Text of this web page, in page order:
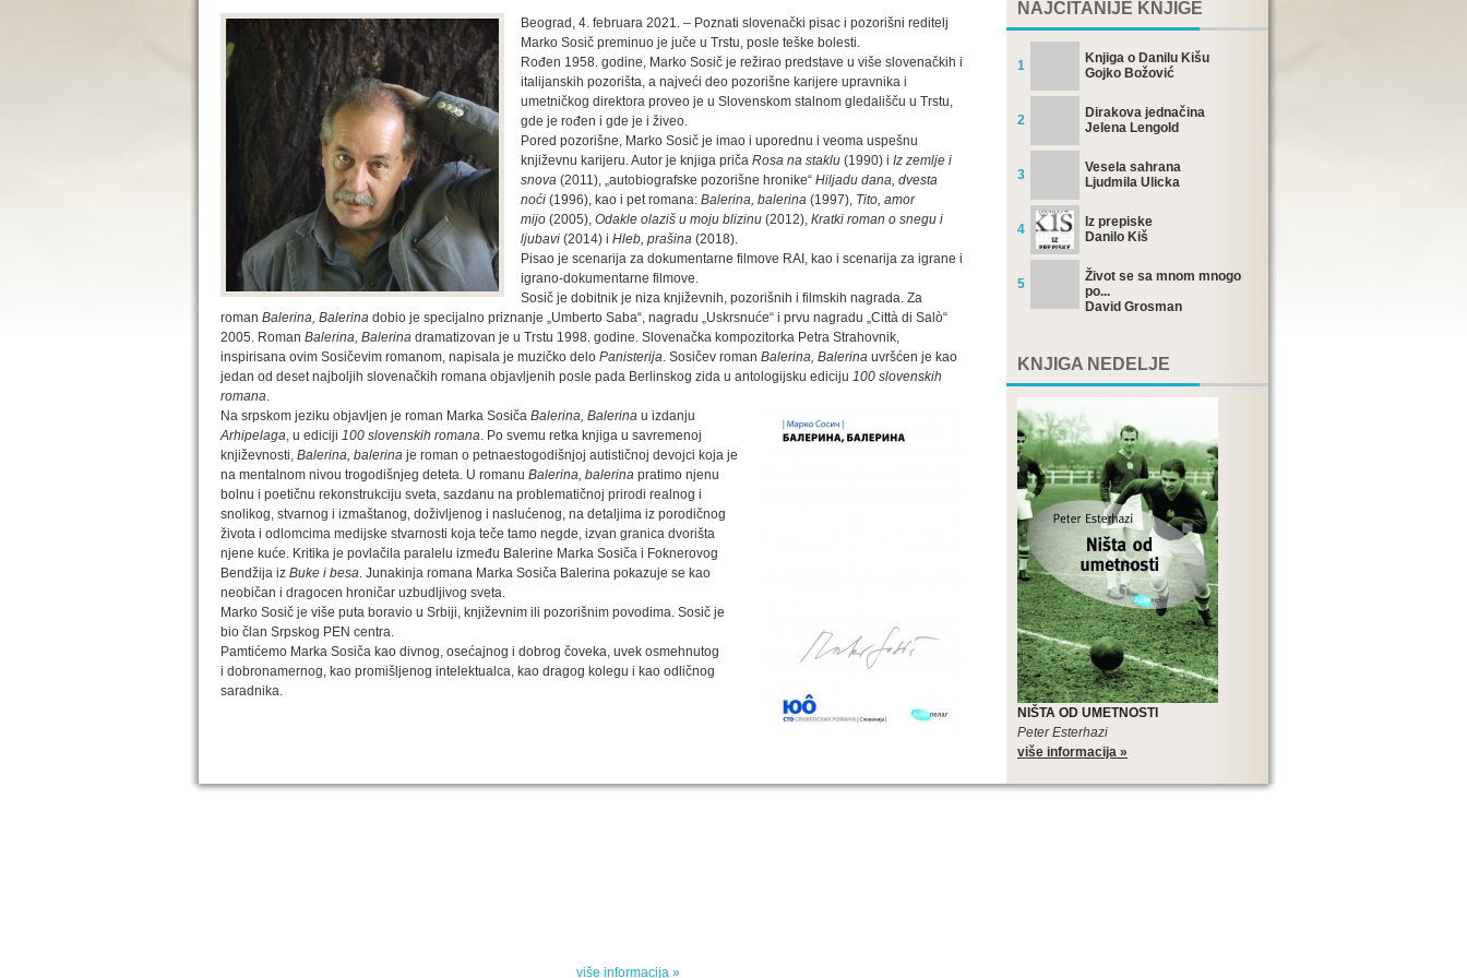
Beograd, 4. februara 2021. – Poznati slovenački pisac i pozorišni reditelj
Marko Sosič preminuo je juče u Trstu, posle teške bolesti.
Rođen 1958. godine, Marko Sosič je režirao predstave u više slovenačkih i
italijanskih pozorišta, a najveći deo pozorišne karijere upravnika i
umetničkog direktora proveo je u Slovenskom stalnom gledališču u Trstu,
gde je rođen i gde je i živeo.
Pored pozorišne, Marko Sosič je imao i uporednu i veoma uspešnu
književnu karijeru. Autor je knjiga priča Rosa na staklu (1990) i Iz zemlje i
snova (2011), „autobiografske pozorišne hronike“ Hiljadu dana, dvesta
noći (1996), kao i pet romana: Balerina, balerina (1997), Tito, amor
mijo (2005), Odakle olaziš u moju blizinu (2012), Кratki roman o snegu i
ljubavi (2014) i Hleb, prašina (2018).
Pisao je scenarija za dokumentarne filmove RAI, kao i scenarija za igrane i
igrano-dokumentarne filmove.
Sosič je dobitnik je niza književnih, pozorišnih i filmskih nagrada. Za
roman Balerina, Balerina dobio je specijalno priznanje „Umberto Saba“, nagradu „Uskrsnuće“ i prvu nagradu „Città di Salò“
2005. Roman Balerina, Balerina dramatizovan je u Trstu 1998. godine. Slovenačka kompozitorka Petra Strahovnik,
inspirisana ovim Sosičevim romanom, napisala je muzičko delo Panisterija. Sosičev roman Balerina, Balerina uvršćen je kao
jedan od deset najboljih slovenačkih romana objavljenih posle pada Berlinskog zida u antologijsku ediciju 100 slovenskih
romana.
Na srpskom jeziku objavljen je roman Marka Sosiča Balerina, Balerina u izdanju
Arhipelaga, u ediciji 100 slovenskih romana. Po svemu retka knjiga u savremenoj
književnosti, Balerina, balerina je roman o petnaestogodišnjoj autističnoj devojci koja je
na mentalnom nivou trogodišnjeg deteta. U romanu Balerina, balerina pratimo njenu
bolnu i poetičnu rekonstrukciju sveta, sazdanu na problematičnoj prirodi realnog i
snolikog, stvarnog i izmaštanog, doživljenog i naslućenog, na detaljima iz porodičnog
života i odlomcima medijske stvarnosti koja teče tamo negde, izvan granica dvorišta
njene kuće. Kritika je povlačila paralelu između Balerine Marka Sosiča i Foknerovog
Bendžija iz Buke i besa. Junakinja romana Marka Sosiča Balerina pokazuje se kao
neobičan i dragocen hroničar uzbudljivog sveta.
Marko Sosič je više puta boravio u Srbiji, književnim ili pozorišnim povodima. Sosič je
bio član Srpskog PEN centra.
Pamtićemo Marka Sosiča kao divnog, osećajnog i dobrog čoveka, uvek osmehnutog
i dobronamernog, kao promišljenog intelektualca, kao dragog kolegu i kao odličnog
saradnika.
NAJČITANIJE KNJIGE
1
Knjiga o Danilu Kišu
Gojko Božović
2
Dirakova jednačina
Jelena Lengold
3
Vesela sahrana
Ljudmila Ulicka
4
Iz prepiske
Danilo Kiš
5
Život se sa mnom mnogo
po...
David Grosman
KNJIGA NEDELJE
NIŠTA OD UMETNOSTI
Peter Esterhazi
više informacija »
više informacija »